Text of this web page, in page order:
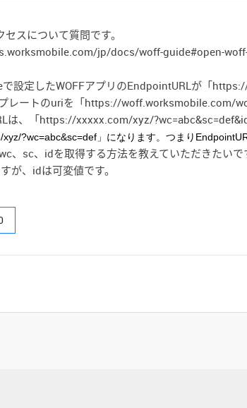
スについて質問です。
jp/docs/woff-guide#open-
設定したWOFFアプリのEndpointURLが「
レートのuriを「https://woff.worksmobile.com/
は、「https://xxxxx.com/xyz/
xyz/?wc=abc&sc=def」になります。つまり
、sc、idを取得する方法を教えていただきたいで
が、idは可変値です。